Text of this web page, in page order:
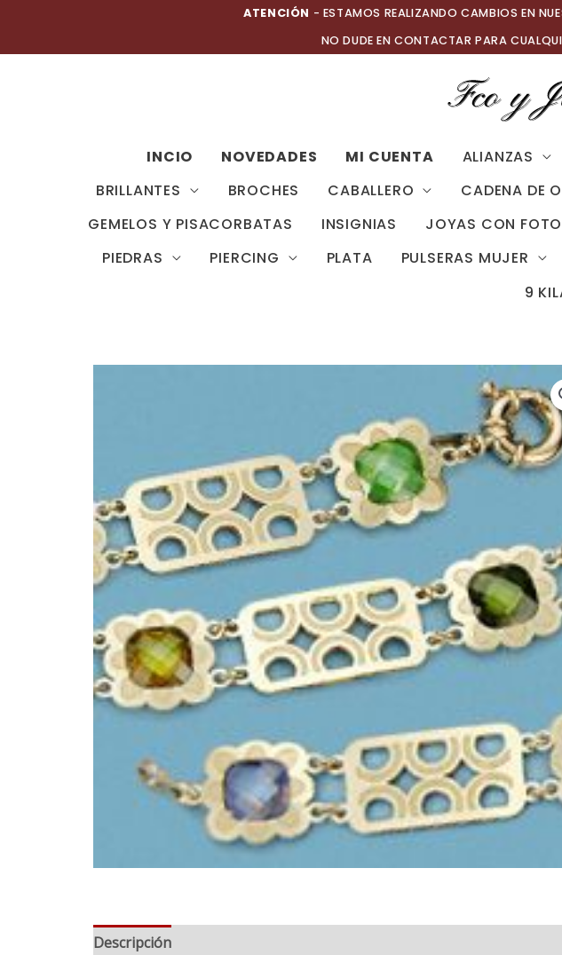
contenido
ATENCIÓN - ESTAMOS REALIZANDO CAMBIOS EN
NO DUDE EN CONTACTAR PARA
INCIO NOVEDADES MI CUENTA ALIANZAS
BRILLANTES
BROCHES CABALLERO CADENA DE
GEMELOS Y PISACORBATAS
INSIGNIAS JOYAS CON FOTO
PIEDRAS
PIERCING PLATA PULSERAS MUJER
9
Descripción